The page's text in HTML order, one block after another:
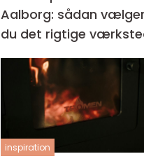
Aalborg: sådan vælger
du det rigtige
inspiration